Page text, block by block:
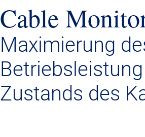
Cable
Maximierung
Zustands des